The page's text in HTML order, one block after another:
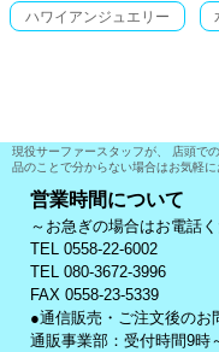
ハワイアンジュエリー
現役サーファースタッフが、 店頭で
品のことで分からない場合はお気軽に
営業時間について
～お急ぎの場合はお電話
TEL 0558-22-6002
TEL 080-3672-3996
FAX 0558-23-5339
●通信販売・ご注文後のお
通販事業部：受付時間9時